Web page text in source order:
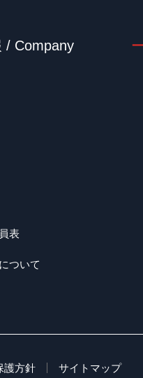
/ Company
表
ついて
護方針 サイトマップ